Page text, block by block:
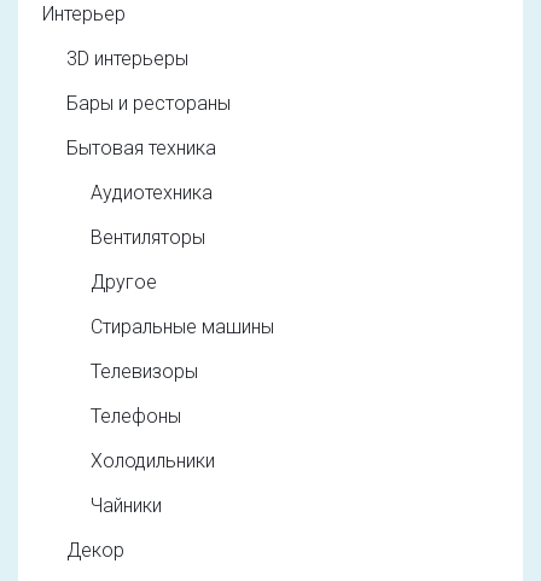
Интерьер
3D интерьеры
Бары и рестораны
Бытовая техника
Аудиотехника
Вентиляторы
Другое
Стиральные машины
Телевизоры
Телефоны
Холодильники
Чайники
Декор